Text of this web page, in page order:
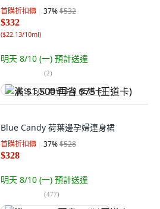
首購折扣價 37%$532
$332
($22.13/10ml)
明天 8/10 (一) 預計送達
(2)
满 $1,500 再省 $75 (王道卡)
Blue Candy 荷葉邊孕婦連身裙
首購折扣價 37%$528
$328
明天 8/10 (一) 預計送達
(477)